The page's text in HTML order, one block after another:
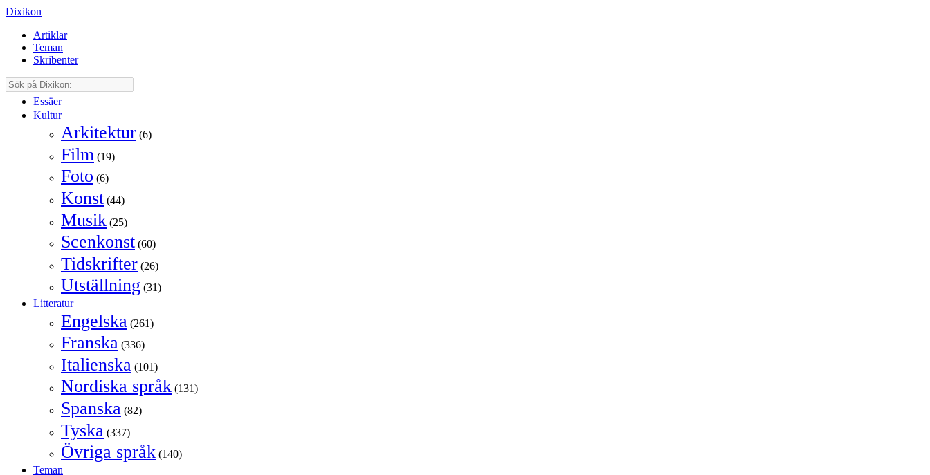
Dixikon
Artiklar
Teman
Skribenter
Essäer
Kultur
Arkitektur (6)
Film (19)
Foto (6)
Konst (44)
Musik (25)
Scenkonst (60)
Tidskrifter (26)
Utställning (31)
Litteratur
Engelska (261)
Franska (336)
Italienska (101)
Nordiska språk (131)
Spanska (82)
Tyska (337)
Övriga språk (140)
Teman